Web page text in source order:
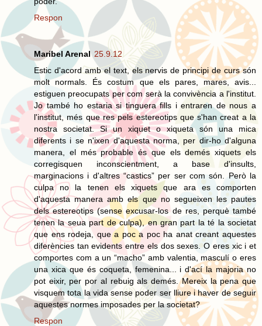
Respon
Maribel Arenal 25.9.12
Estic d'acord amb el text, els nervis de principi de curs són
molt normals. És costum que els pares, mares, avis...
estiguen preocupats per com serà la convivència a l'institut.
Jo també ho estaria si tinguera fills i entraren de nous a
l'institut, més que res pels estereotips que s'han creat a la
nostra societat. Si un xiquet o xiqueta són una mica
diferents i se n'ixen d'aquesta norma, per dir-ho d'alguna
manera, el més probable és que els demés xiquets els
corregisquen inconscientment, a base d'insults,
marginacions i d'altres “castics” per ser com són. Però la
culpa no la tenen els xiquets que ara es comporten
d'aquesta manera amb els que no segueixen les pautes
dels estereotips (sense excusar-los de res, perquè també
tenen la seua part de culpa), en gran part la té la societat
que ens rodeja, que a poc a poc ha anat creant aquestes
diferències tan evidents entre els dos sexes. O eres xic i et
comportes com a un “macho” amb valentia, masculí o eres
una xica que és coqueta, femenina... i d'ací la majoria no
pot eixir, per por al rebuig als demés. Mereix la pena que
visquem tota la vida sense poder ser lliure i haver de seguir
aquestes normes imposades per la societat?
Respon